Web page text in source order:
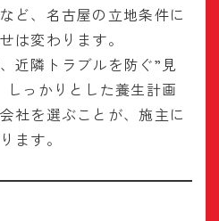
ど、名古屋の立地条件に
は変わります。
近隣トラブルを防ぐ”見
しっかりとした養生計画
社を選ぶことが、施主に
ます。